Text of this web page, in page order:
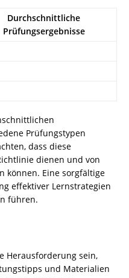
Durchschnittliche
Prüfungsergebnisse
Prüfungstypen
dass diese
dienen und von
können. Eine sorgfältige
effektiver Lernstrategien
führen.
Herausforderung sein,
und Materialien